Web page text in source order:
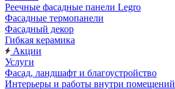
Реечные фасадные панели Legro
Фасадные термопанели
Фасадный декор
Гибкая керамика
Акции
Услуги
Фасад, ландшафт и благоустройство
Интерьеры и работы внутри помещений